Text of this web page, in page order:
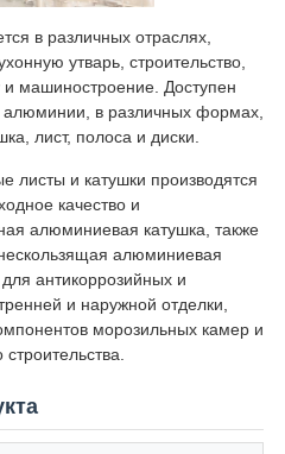
в различных отраслях,
утварь, строительство,
и машиностроение. Доступен
алюминии, в различных формах,
лист, полоса и диски.
и катушки производятся
качество и
алюминиевая катушка, также
алюминиевая
антикоррозийных и
и наружной отделки,
морозильных камер и